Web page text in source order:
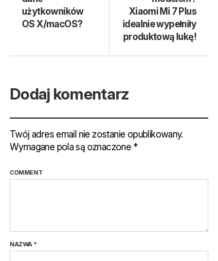
użytkowników
OS X/macOS?
Xiaomi Mi 7 Plus
idealnie wypełniły
produktową lukę!
Dodaj komentarz
Twój adres email nie zostanie opublikowany.
Wymagane pola są oznaczone *
COMMENT
NAZWA *